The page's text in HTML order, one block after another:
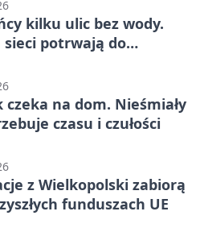
kilku ulic bez wody.
sieci potrwają do
czeka na dom. Nieśmiały
czasu i czułości
z Wielkopolski zabiorą
funduszach UE